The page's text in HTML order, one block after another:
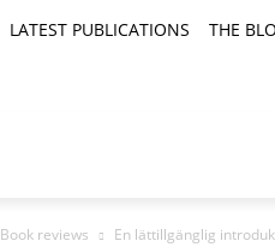
LATEST PUBLICATIONS THE
Book reviews En lättillgänglig